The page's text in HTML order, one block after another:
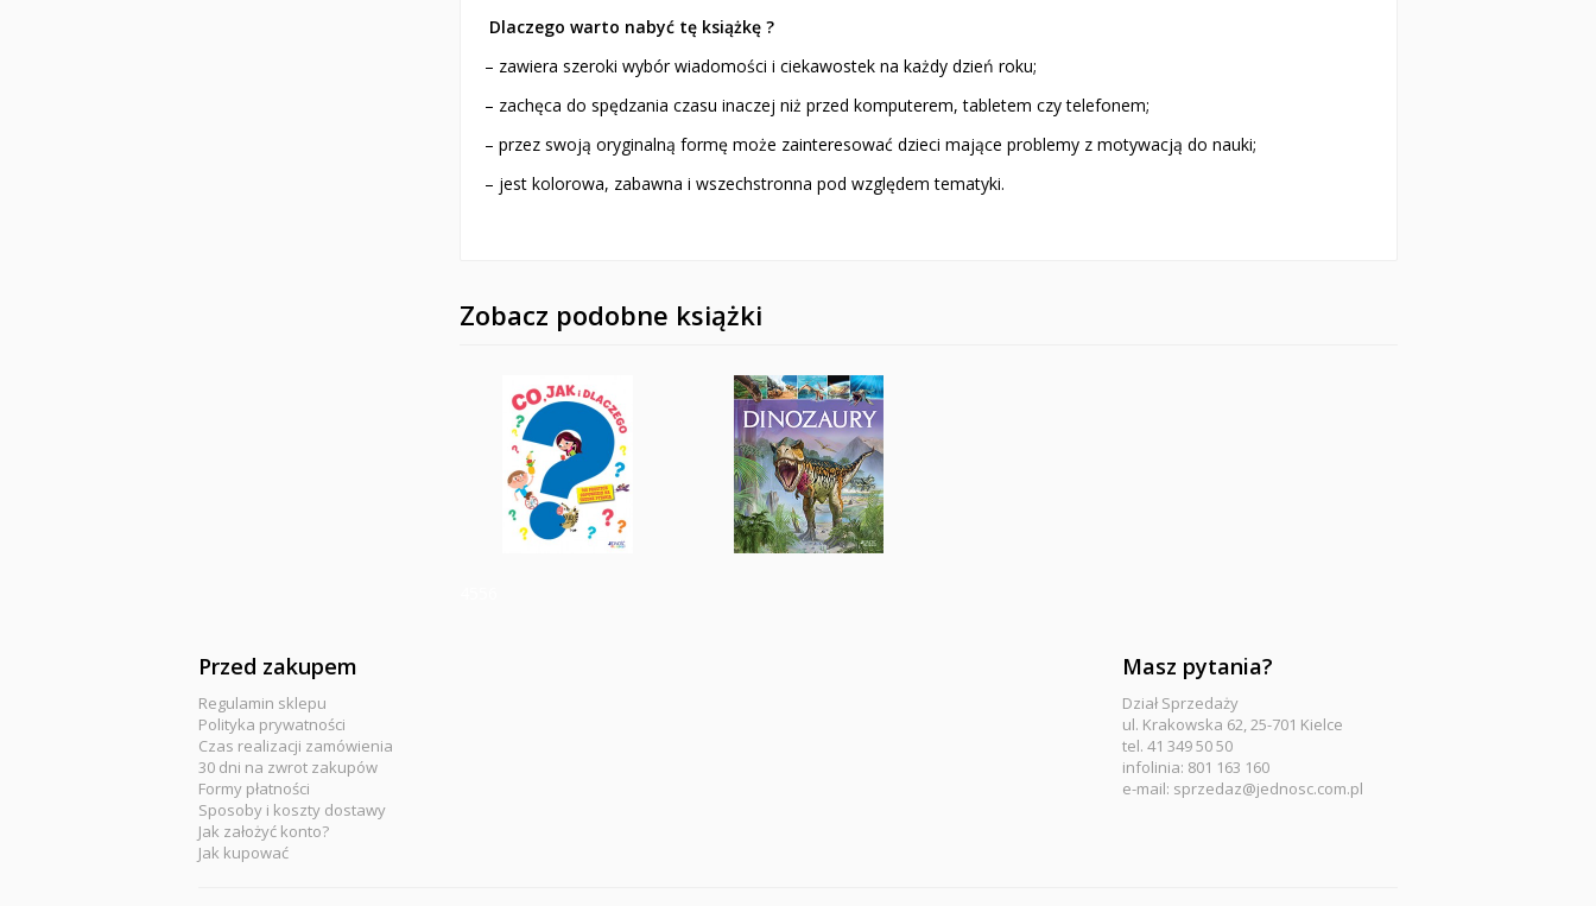
Dlaczego warto nabyć tę książkę ?
– zawiera szeroki wybór wiadomości i ciekawostek na każdy dzień roku;
– zachęca do spędzania czasu inaczej niż przed komputerem, tabletem czy telefonem;
– przez swoją oryginalną formę może zainteresować dzieci mające problemy z motywacją do nauki;
– jest kolorowa, zabawna i wszechstronna pod względem tematyki.
Zobacz podobne książki
Przed zakupem
Regulamin sklepu
Polityka prywatności
Czas realizacji zamówienia
30 dni na zwrot zakupów
Formy płatności
Sposoby i koszty dostawy
Jak założyć konto?
Jak kupować
Masz pytania?
Dział Sprzedaży
ul. Krakowska 62, 25-701 Kielce
tel. 41 349 50 50
infolinia: 801 163 160
e-mail: sprzedaz@jednosc.com.pl